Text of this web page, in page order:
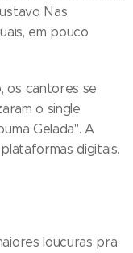
Nas
em pouco
os cantores se
o single
Gelada". A
digitais.
loucuras pra